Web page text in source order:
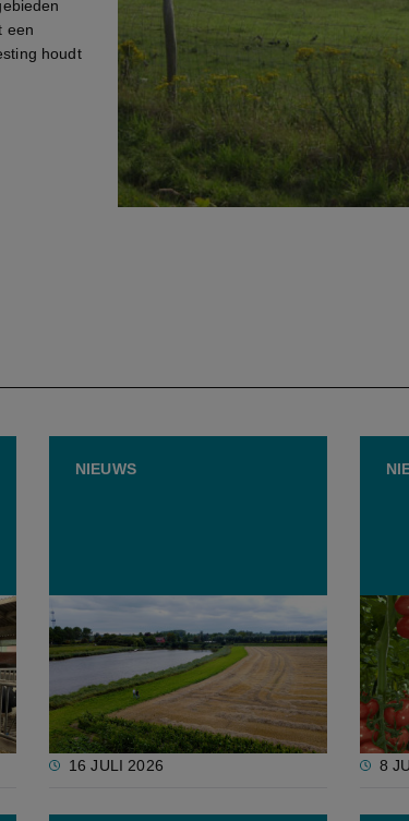
een
houdt
NIEUWS
Evaluatie Nitraatrichtlijn ziet
geen reden om mestnorm te
verhogen, wel voor strenger
maatwerk
16 JULI 2026 8